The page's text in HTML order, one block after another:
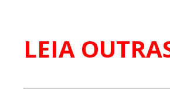
LEIA